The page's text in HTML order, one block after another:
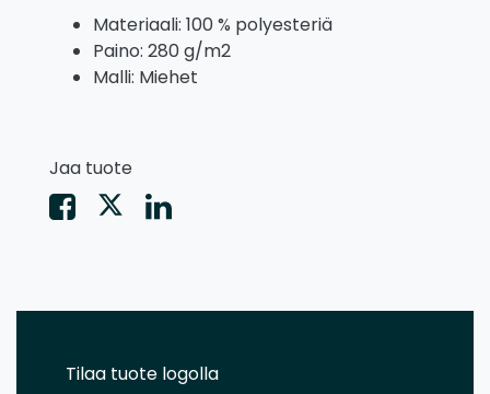
Materiaali: 100 % polyesteriä
Paino: 280 g/m2
Malli: Miehet
Jaa tuote
Tilaa tuote logolla